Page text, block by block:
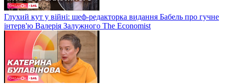
Глухий кут у війні: шеф-редакторка видання Бабель про гучне
інтерв'ю Валерія Залужного The Economist